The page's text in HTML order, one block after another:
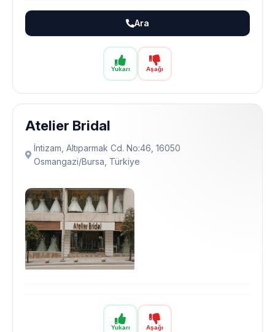
Yukarı Aşağı
Ara
Yukarı Aşağı
Atelier Bridal
İntizam, Altıparmak Cd. No:46, 16050
Osmangazi̇/Bursa, Türkiye